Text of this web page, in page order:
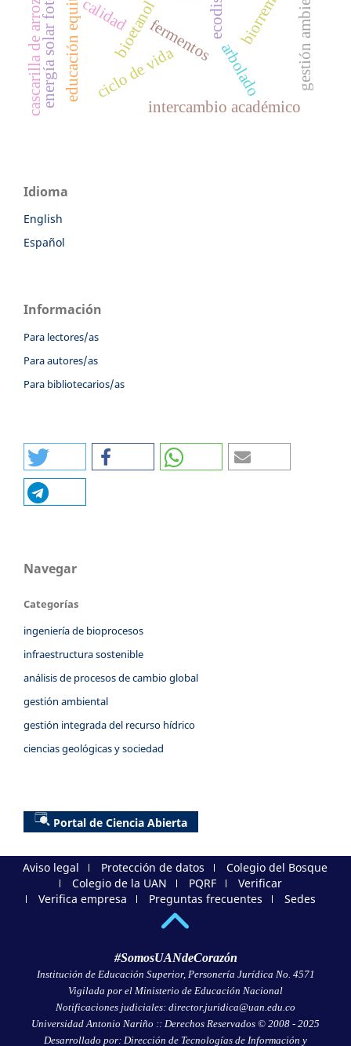
arbolado
bioetanolfermentos
calidad
intercambio académico
educación equitativa ciclo de vida
cascarilla de arroz gestión ambiental
Idioma
English
Español
Información
Para lectores/as
Para autores/as
Para bibliotecarios/as
Navegar
Categorías
ingeniería de bioprocesos
infraestructura sostenible
análisis de procesos de cambio global
gestión ambiental
gestión integrada del recurso hídrico
ciencias geológicas y sociedad
Portal de Ciencia Abierta
Aviso legal Protección de datos
Colegio del Bosque
Colegio de la UAN
PQRF
Verificar
Verifica empresa
Preguntas frecuentes Sedes
#SomosUANdeCorazón
Institución de Educación Superior, Personería Jurídica No. 4571
Vigilada por el Ministerio de Educación Nacional
Notificaciones judiciales: director.juridica@uan.edu.co
Universidad Antonio Nariño :: Derechos Reservados © 2008 - 2025
Desarrollado por: Dirección de Tecnologías de Información y